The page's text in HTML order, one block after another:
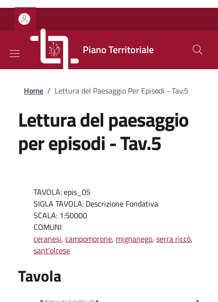
Salta al contenuto principale
Skip to footer content
Piano Territoriale
Briciole di pane
Home / Lettura del Paesaggio Per Episodi - Tav.5
Lettura del paesaggio
per episodi - Tav.5
TAVOLA: epis_05
SIGLA TAVOLA: Descrizione Fondativa
SCALA: 1:50000
COMUNI
ceranesi, campomorone, mignanego, serra riccò,
sant'olcese
Tavola